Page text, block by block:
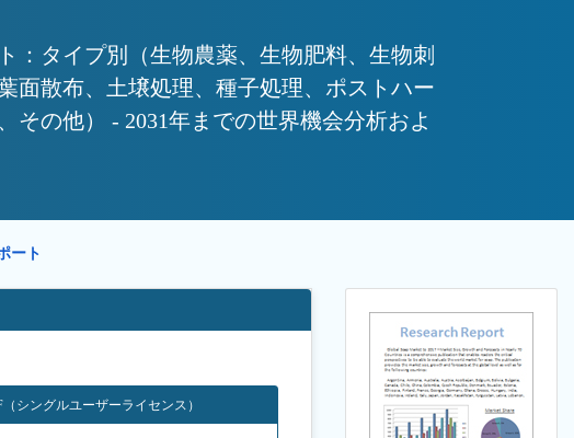
：タイプ別（生物農薬、生物肥料、生物刺
面散布、土壌処理、種子処理、ポストハー
の他） - 2031年までの世界機会分析およ
ート
（シングルユーザーライセンス）